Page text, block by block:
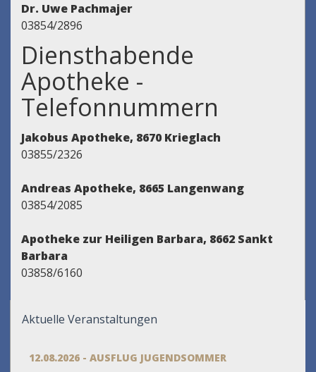
Dr. Uwe Pachmajer
03854/2896
Diensthabende
Apotheke -
Telefonnummern
Jakobus Apotheke, 8670 Krieglach
03855/2326
Andreas Apotheke, 8665 Langenwang
03854/2085
Apotheke zur Heiligen Barbara, 8662 Sankt
Barbara
03858/6160
Aktuelle Veranstaltungen
12.08.2026 - AUSFLUG JUGENDSOMMER